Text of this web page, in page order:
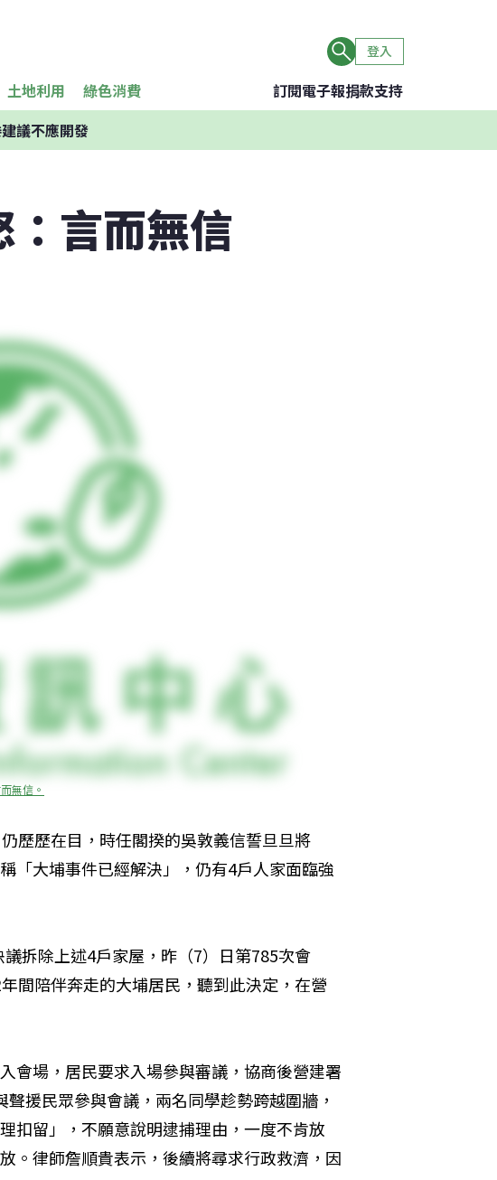
登入
土地利用 綠色消費 訂閱電子報捐款支持
議不應開發
言而無信
無信。
歷歷在目，時任閣揆的吳敦義信誓旦旦將
「大埔事件已經解決」，仍有4戶人家面臨強
拆除上述4戶家屋，昨（7）日第785次會
間陪伴奔走的大埔居民，聽到此決定，在營
會場，居民要求入場參與審議，協商後營建署
援民眾參與會議，兩名同學趁勢跨越圍牆，
扣留」，不願意說明逮捕理由，一度不肯放
。律師詹順貴表示，後續將尋求行政救濟，因